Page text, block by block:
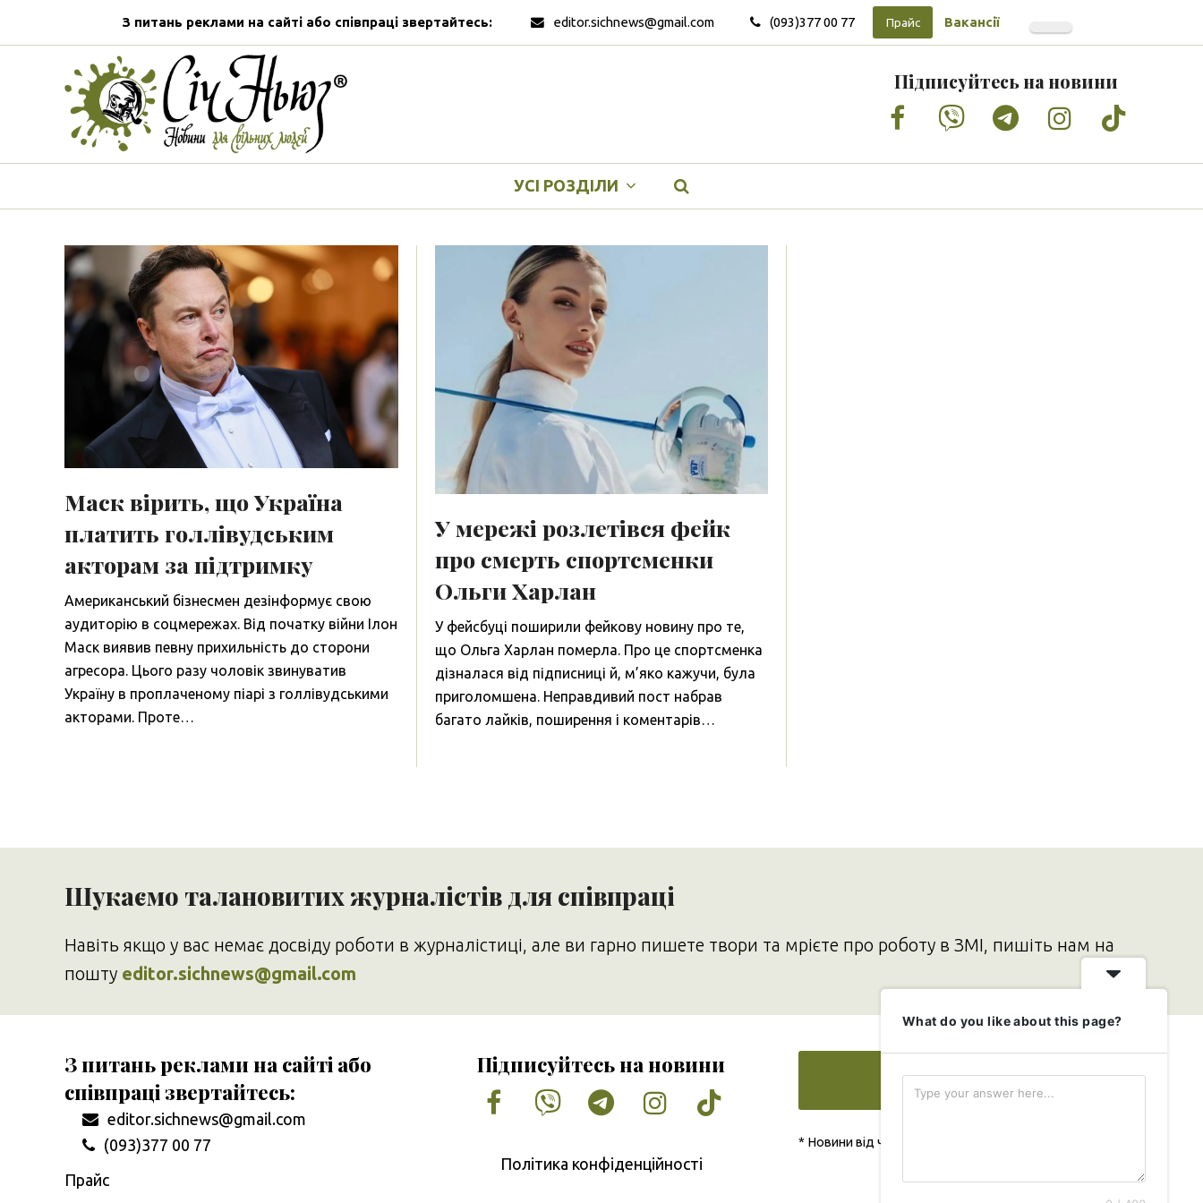
З питань реклами на сайті або співпраці звертайтесь: editor.sichnews@gmail.com (093)377 00 77 Прайс Вакансії
Підписуйтесь на новини
Facebook
VimeoTumblrInstagram
Tiktok
УСІ РОЗДІЛИ
Маск вірить, що Україна
платить голлівудським
акторам за підтримку
Американський бізнесмен дезінформує свою
аудиторію в соцмережах. Від початку війни Ілон
Маск виявив певну прихильність до сторони
агресора. Цього разу чоловік звинуватив
Україну в проплаченому піарі з голлівудськими
акторами. Проте…
У мережі розлетівся фейк
про смерть спортсменки
Ольги Харлан
У фейсбуці поширили фейкову новину про те,
що Ольга Харлан померла. Про це спортсменка
дізналася від підписниці й, м’яко кажучи, була
приголомшена. Неправдивий пост набрав
багато лайків, поширення і коментарів…
Шукаємо талановитих журналістів для співпраці
Навіть якщо у вас немає досвіду роботи в журналістиці, але ви гарно пишете твори та мрієте про роботу в ЗМІ, пишіть нам на
пошту editor.sichnews@gmail.com
З питань реклами на сайті або
співпраці звертайтесь:
editor.sichnews@gmail.com
(093)377 00 77
Прайс
Підписуйтесь на новини
Facebook
VimeoTumblrInstagram
Tiktok
Політика конфіденційності
Додати свою новину
* Новини від читача публікуються безкоштовно
What do you like about this page?